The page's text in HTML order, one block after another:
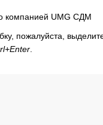
компанией UMG СДМ
пожалуйста,